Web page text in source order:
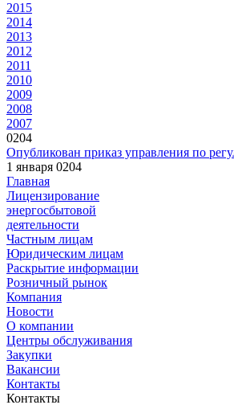
2015
2014
2013
2012
2011
2010
2009
2008
2007
0204
Опубликован приказ управления по
1 января 0204
Главная
Лицензирование
энергосбытовой
деятельности
Частным лицам
Юридическим лицам
Раскрытие информации
Розничный рынок
Компания
Новости
О компании
Центры обслуживания
Закупки
Вакансии
Контакты
Контакты